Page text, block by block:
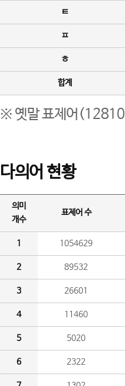
ㅌ
ㅍ
ㅎ
합계
※ 옛말 표제어(12810
다의어 현황
의미
개수
표제어 수
1 1054629
2 89532
3 26601
4 11460
5 5020
6 2322